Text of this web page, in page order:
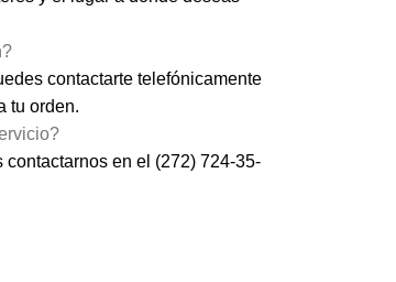
contactarte telefónicamente
tu orden.
en el (272) 724-35-